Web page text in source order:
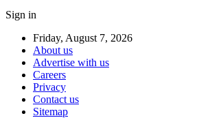
Sign in
Friday, August 7, 2026
About us
Advertise with us
Careers
Privacy
Contact us
Sitemap